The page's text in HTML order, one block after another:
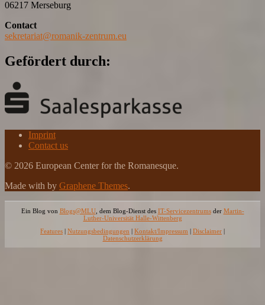
06217 Merseburg
Contact
sekretariat@romanik-zentrum.eu
Gefördert durch:
Imprint
Contact us
© 2026 European Center for the Romanesque.
Made with by Graphene Themes.
Ein Blog von Blogs@MLU, dem Blog-Dienst des IT-Servicezentrumsder Martin-
Luther-Universität Halle-Wittenberg
Features | Nutzungsbedingungen | Kontakt/Impressum | Disclaimer |
Datenschutzerklärung